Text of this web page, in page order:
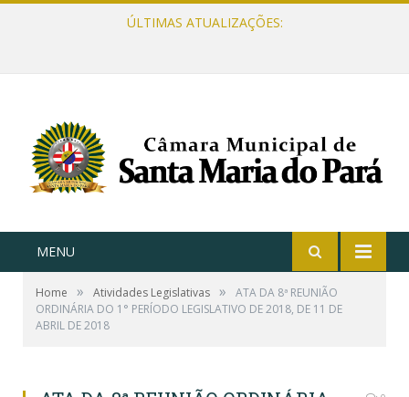
ÚLTIMAS ATUALIZAÇÕES:
MENU
Home » Atividades Legislativas »
ATA DA 8ª REUNIÃO
ORDINÁRIA DO 1° PERÍODO LEGISLATIVO DE 2018, DE 11 DE
ABRIL DE 2018